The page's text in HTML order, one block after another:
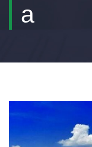
A